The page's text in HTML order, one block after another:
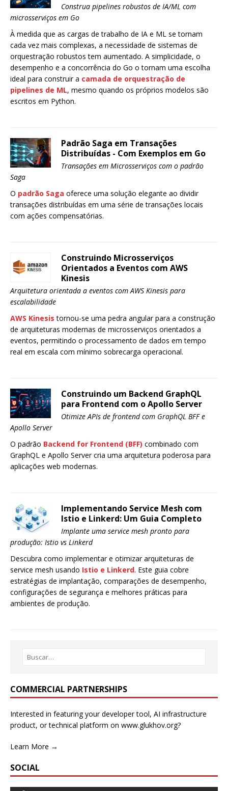
Construa pipelines robustos de IA/ML com
microsserviços em Go
À medida que as cargas de trabalho de IA e ML se tornam
cada vez mais complexas, a necessidade de sistemas de
orquestração robustos tem aumentado. A simplicidade, o
desempenho e a concorrência do Go o tornam uma escolha
ideal para construir a camada de orquestração de
pipelines de ML, mesmo quando os próprios modelos são
escritos em Python.
Padrão Saga em Transações
Distribuídas - Com Exemplos em Go
Transações em Microsserviços com o padrão
Saga
O padrão Saga oferece uma solução elegante ao dividir
transações distribuídas em uma série de transações locais
com ações compensatórias.
Construindo Microsserviços
Orientados a Eventos com AWS
Kinesis
Arquitetura orientada a eventos com AWS Kinesis para
escalabilidade
AWS Kinesis tornou-se uma pedra angular para a construção
de arquiteturas modernas de microsserviços orientados a
eventos, permitindo o processamento de dados em tempo
real em escala com mínimo sobrecarga operacional.
Construindo um Backend GraphQL
para Frontend com o Apollo Server
Otimize APIs de frontend com GraphQL BFF e
Apollo Server
O padrão Backend for Frontend (BFF) combinado com
GraphQL e Apollo Server cria uma arquitetura poderosa para
aplicações web modernas.
Implementando Service Mesh com
Istio e Linkerd: Um Guia Completo
Implante uma service mesh pronto para
produção: Istio vs Linkerd
Descubra como implementar e otimizar arquiteturas de
service mesh usando Istio e Linkerd. Este guia cobre
estratégias de implantação, comparações de desempenho,
configurações de segurança e melhores práticas para
ambientes de produção.
COMMERCIAL PARTNERSHIPS
Interested in featuring your developer tool, AI infrastructure
product, or technical platform on www.glukhov.org?
Learn More →
SOCIAL